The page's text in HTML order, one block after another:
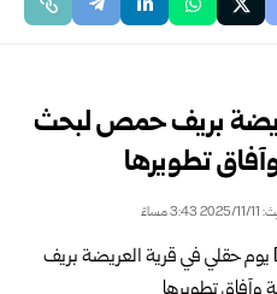
بريف حمص لبحث
تطويرها
مساءً